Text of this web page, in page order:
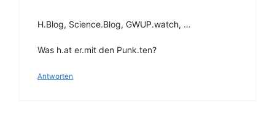
H.Blog, Science.Blog, GWUP.watch, …
Was h.at er.mit den Punk.ten?
Antworten